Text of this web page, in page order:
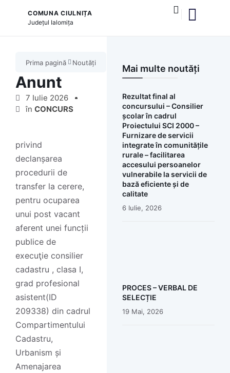
COMUNA CIULNIȚA
Județul Ialomița
Prima pagină Noutăți
Anunt
7 Iulie 2026
în CONCURS
privind
declanșarea
procedurii de
transfer la cerere,
pentru ocuparea
unui post vacant
aferent unei funcții
publice de
execuţie consilier
cadastru , clasa I,
grad profesional
asistent(ID
209338) din cadrul
Compartimentului
Cadastru,
Urbanism și
Amenajarea
Mai multe noutăți
Rezultat final al
concursului – Consilier
școlar în cadrul
Proiectului SCI 2000 –
Furnizare de servicii
integrate în comunitățile
rurale – facilitarea
accesului persoanelor
vulnerabile la servicii de
bază eficiente și de
calitate
6 Iulie, 2026
PROCES – VERBAL DE
SELECȚIE
19 Mai, 2026